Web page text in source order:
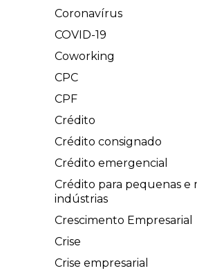
Coronavírus
COVID-19
Coworking
CPC
CPF
Crédito
Crédito consignado
Crédito emergencial
Crédito para pequenas e
indústrias
Crescimento Empresarial
Crise
Crise empresarial